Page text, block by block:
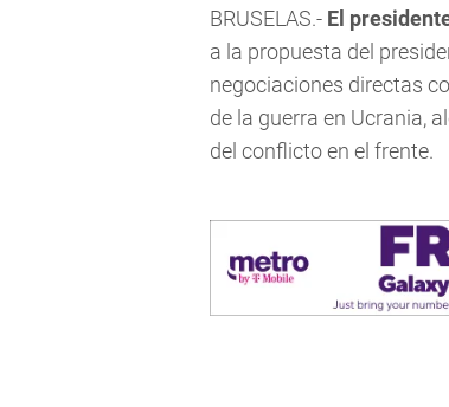
BRUSELAS.- El
a la propuesta del
negociaciones directas
de la guerra en Ucrania,
del conflicto en el frente.